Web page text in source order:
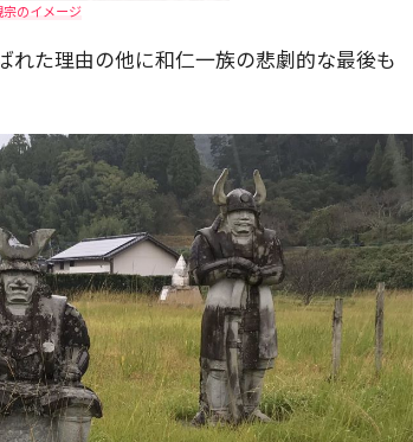
のイメージ
た理由の他に和仁一族の悲劇的な最後も